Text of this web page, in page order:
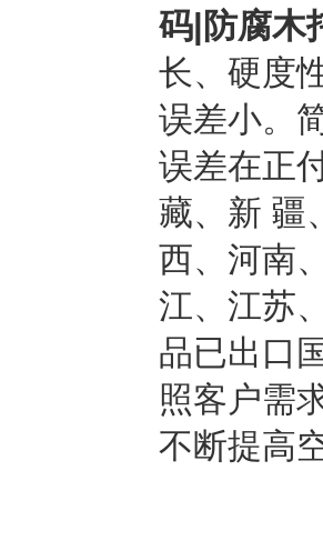
码|防腐木
长、硬度
误差小。
误差在正
藏、新 疆
西、河南
江、江苏
品已出口
照客户需
不断提高